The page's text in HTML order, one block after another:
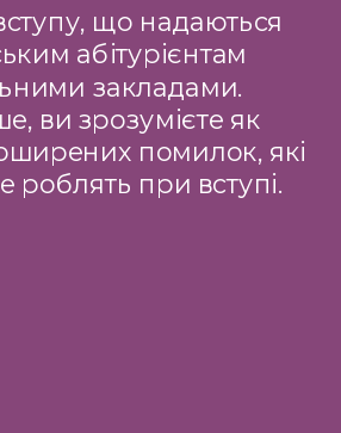
що надаються
абітурієнтам
закладами.
ви зрозумієте як
помилок, які
роблять при вступі.